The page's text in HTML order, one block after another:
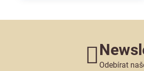
Odebírat